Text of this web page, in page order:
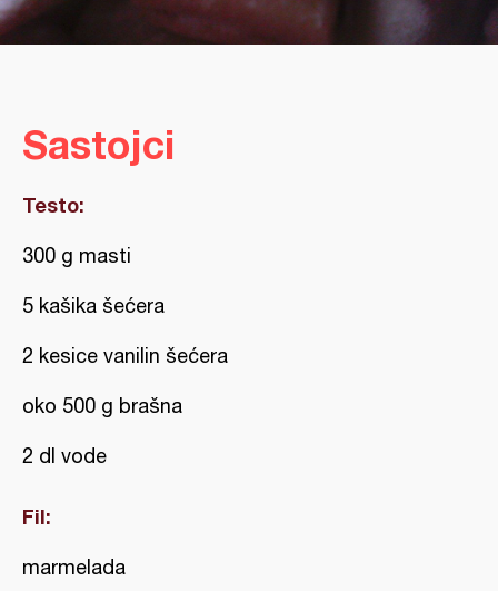
Sastojci
Testo:
300 g masti
5 kašika šećera
2 kesice vanilin šećera
oko 500 g brašna
2 dl vode
Fil:
marmelada